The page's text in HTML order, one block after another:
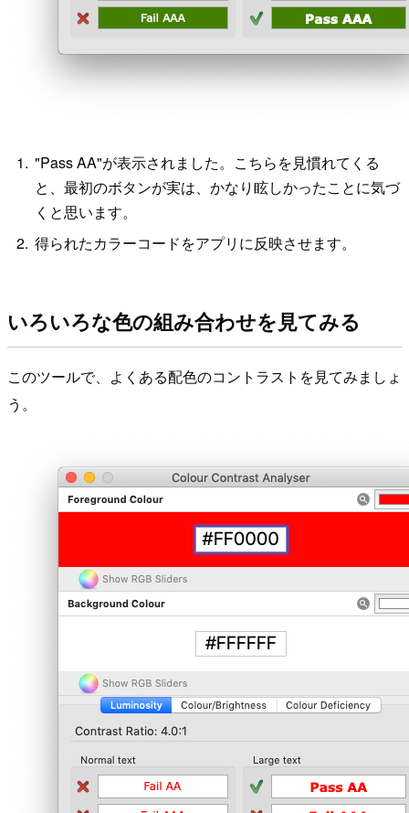
"Pass AA"が表示されました。こちらを見慣れてくる
と、最初のボタンが実は、かなり眩しかったことに気づ
くと思います。
得られたカラーコードをアプリに反映させます。
いろいろな色の組み合わせを見てみる
このツールで、よくある配色のコントラストを見てみましょ
う。